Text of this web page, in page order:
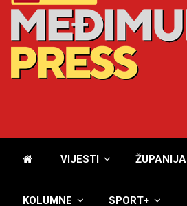
VIJESTI ŽUPANIJA
KOLUMNE SPORT+